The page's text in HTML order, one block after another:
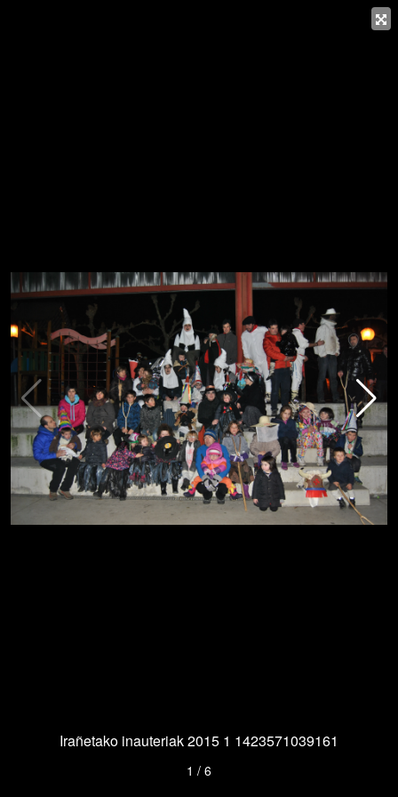
Irañetako inauteriak 2015 1 1423571039161
1 / 6